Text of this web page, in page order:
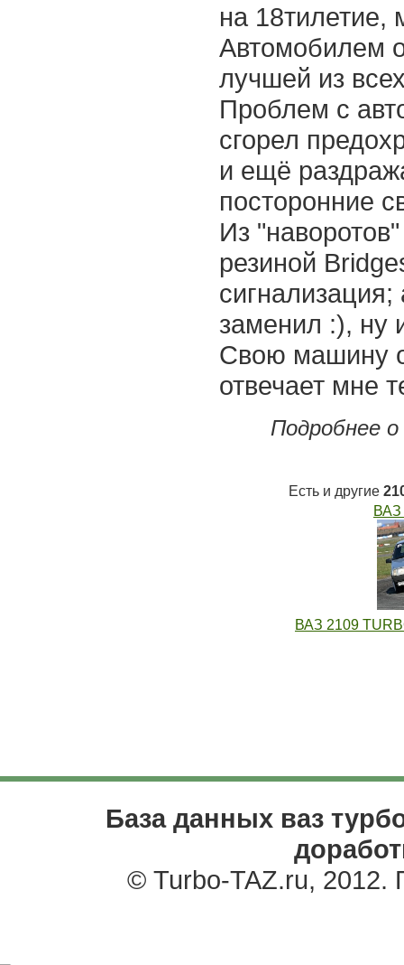
на 18тилетие,
Автомобилем
лучшей из
Проблем с
сгорел
и ещё
посторонние
Из
резиной
заменил :), ну
Свою машину
отвечает мне
Подробнее
Есть и другие
ВАЗ
ВАЗ 2109
База данных ваз
© Turbo-TAZ.ru, 2012.